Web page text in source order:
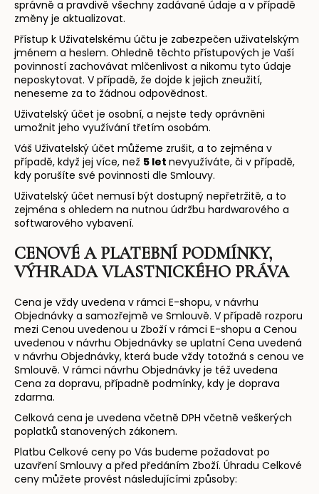
správně a pravdivě všechny zadávané údaje a v případě
změny je aktualizovat.
Přístup k Uživatelskému účtu je zabezpečen uživatelským
jménem a heslem. Ohledně těchto přístupových je Vaší
povinností zachovávat mlčenlivost a nikomu tyto údaje
neposkytovat. V případě, že dojde k jejich zneužití,
neneseme za to žádnou odpovědnost.
Uživatelský účet je osobní, a nejste tedy oprávněni
umožnit jeho využívání třetím osobám.
Váš Uživatelský účet můžeme zrušit, a to zejména v
případě, když jej více, než 5 let nevyužíváte, či v případě,
kdy porušíte své povinnosti dle Smlouvy.
Uživatelský účet nemusí být dostupný nepřetržitě, a to
zejména s ohledem na nutnou údržbu hardwarového a
softwarového vybavení.
CENOVÉ A PLATEBNÍ PODMÍNKY,
VÝHRADA VLASTNICKÉHO PRÁVA
Cena je vždy uvedena v rámci E-shopu, v návrhu
Objednávky a samozřejmě ve Smlouvě. V případě rozporu
mezi Cenou uvedenou u Zboží v rámci E-shopu a Cenou
uvedenou v návrhu Objednávky se uplatní Cena uvedená
v návrhu Objednávky, která bude vždy totožná s cenou ve
Smlouvě. V rámci návrhu Objednávky je též uvedena
Cena za dopravu, případně podmínky, kdy je doprava
zdarma.
Celková cena je uvedena včetně DPH včetně veškerých
poplatků stanovených zákonem.
Platbu Celkové ceny po Vás budeme požadovat po
uzavření Smlouvy a před předáním Zboží. Úhradu Celkové
ceny můžete provést následujícími způsoby: